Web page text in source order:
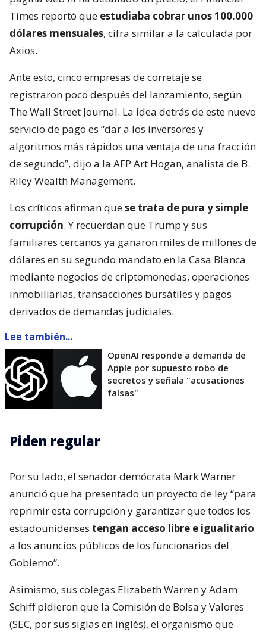
Times reportó que estudiaba cobrar unos 100.000
dólares mensuales, cifra similar a la calculada por
Axios.
Ante esto, cinco empresas de corretaje se
registraron poco después del lanzamiento, según
The Wall Street Journal. La idea detrás de este nuevo
servicio de pago es “dar a los inversores y
algoritmos más rápidos una ventaja de una fracción
de segundo”, dijo a la AFP Art Hogan, analista de B.
Riley Wealth Management.
Los críticos afirman quese trata de pura y simple
corrupción. Y recuerdan que Trump y sus
familiares cercanos ya ganaron miles de millones de
dólares en su segundo mandato en la Casa Blanca
mediante negocios de criptomonedas, operaciones
inmobiliarias, transacciones bursátiles y pagos
derivados de demandas judiciales.
Lee también...
OpenAI responde a demanda de
Apple por supuesto robo de
secretos y señala "acusaciones
falsas"
Piden regular
Por su lado, el senador demócrata Mark Warner
anunció que ha presentado un proyecto de ley “para
reprimir esta corrupción y garantizar que todos los
estadounidenses tengan acceso libre e igualitario
a los anuncios públicos de los funcionarios del
Gobierno”.
Asimismo, sus colegas Elizabeth Warren y Adam
Schiff pidieron que la Comisión de Bolsa y Valores
(SEC, por sus siglas en inglés), el organismo que